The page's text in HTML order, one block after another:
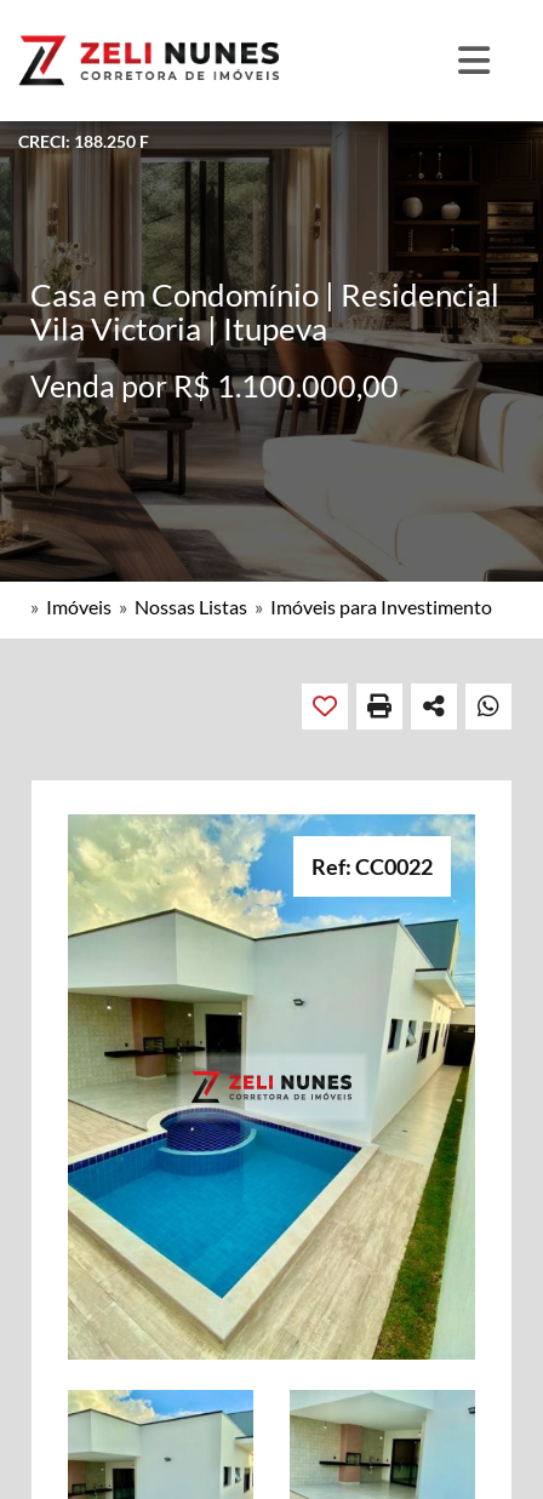
CRECI: 188.250 F
Casa em Condomínio | Residencial
Vila Victoria | Itupeva
Venda por R$ 1.100.000,00
» Imóveis » Nossas Listas » Imóveis para Investimento
Ref: CC0022